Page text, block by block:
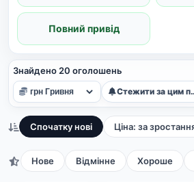
Повний привід
Знайдено 20 оголошень
Стежити за цим
Спочатку нові Ціна: за
Нове Відмінне Хороше